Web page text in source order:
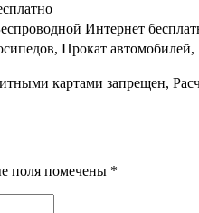
Интернет
Прокат
картами запрещен,
поля помечены *